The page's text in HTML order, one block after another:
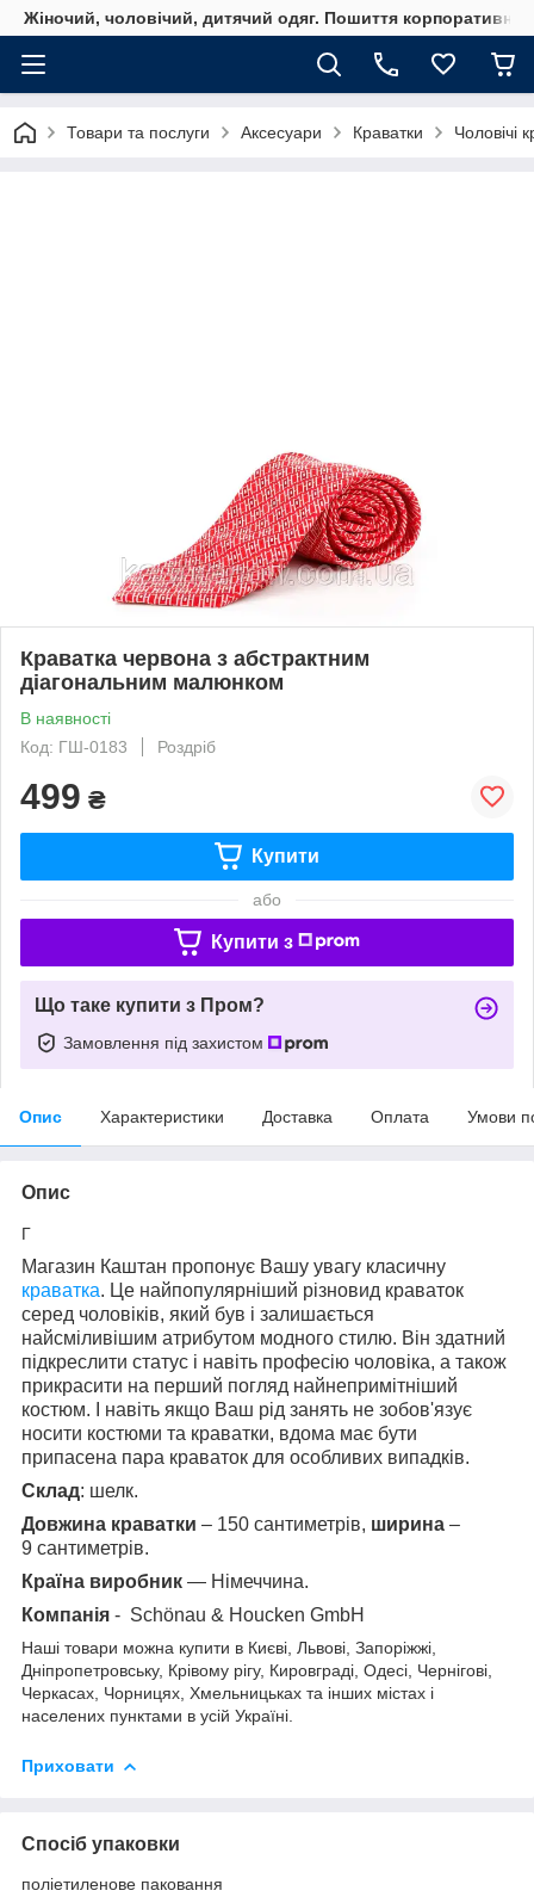
Жіночий, чоловічий, дитячий одяг. Пошиття
Товари та послуги Аксесуари Краватки Чоловічі
Краватка червона з абстрактним
діагональним малюнком
В наявності
Код: ГШ-0183
Роздріб
499 ₴
Купити
або
Купити з
Що таке купити з Пром?
Замовлення під захистом
Опис Характеристики Доставка Оплата Умови
Опис
Г
Магазин Каштан пропонує Вашу увагу класичну
краватка. Це найпопулярніший різновид краваток
серед чоловіків, який був і залишається
найсміливішим атрибутом модного стилю. Він здатний
підкреслити статус і навіть професію чоловіка, а також
прикрасити на перший погляд найнепримітніший
костюм. І навіть якщо Ваш рід занять не зобов'язує
носити костюми та краватки, вдома має бути
припасена пара краваток для особливих випадків.
Склад: шелк.
Довжина краватки – 150 сантиметрів, ширина –
9 сантиметрів.
Країна виробник — Німеччина.
Компанія - Schönau & Houcken GmbH
Наші товари можна купити в Києві, Львові, Запоріжжі,
Дніпропетровську, Крівому рігу, Кировграді, Одесі, Чернігові,
Черкасах, Чорницях, Хмельницьках та інших містах і
населених пунктами в усій Україні.
Приховати
Спосіб упаковки
поліетиленове паковання